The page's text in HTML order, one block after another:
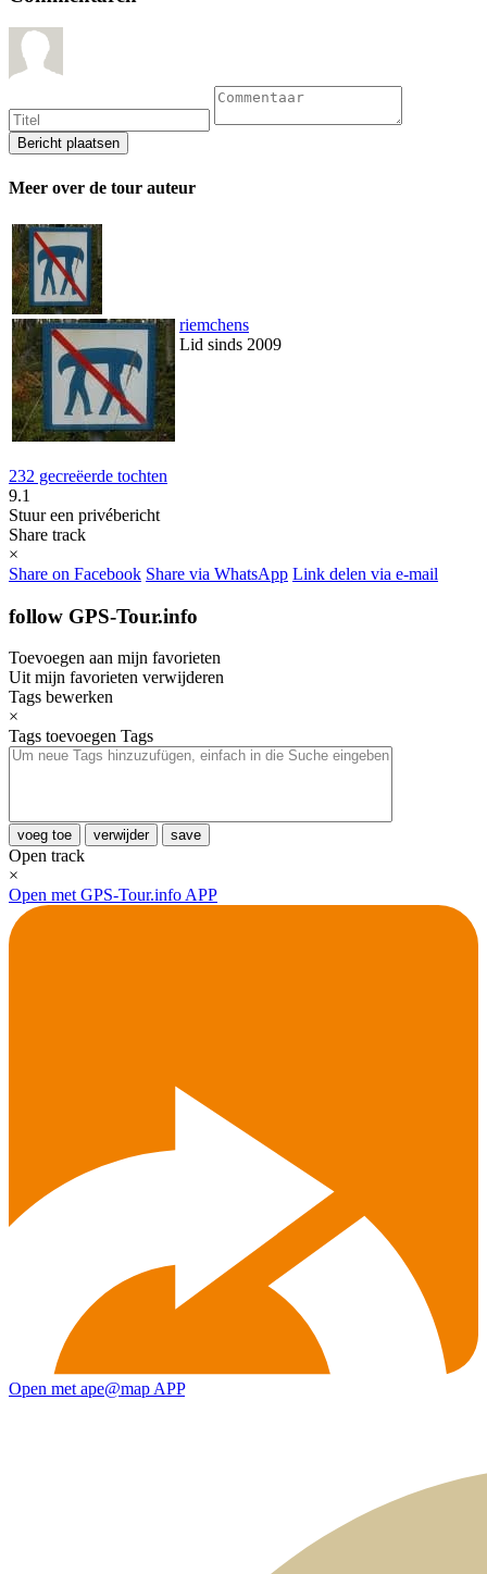
Meer over de tour auteur
riemchens
Lid sinds 2009
232 gecreëerde tochten
9.1
Stuur een privébericht
Share track
×
Share on Facebook Share via WhatsApp Link delen via e-mail
follow GPS-Tour.info
Toevoegen aan mijn favorieten
Uit mijn favorieten verwijderen
Tags bewerken
×
Tags toevoegen Tags
voeg toe verwijder save
Open track
×
Open met GPS-Tour.info APP
Open met ape@map APP